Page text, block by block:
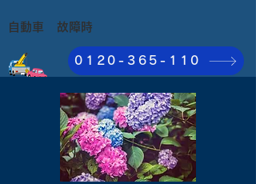
自動車 故障時
0120-365-110